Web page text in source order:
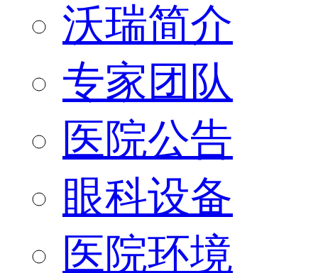
沃瑞简介
专家团队
医院公告
眼科设备
医院环境